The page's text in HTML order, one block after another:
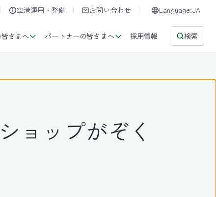
空港運用・整備 お問い合わせ Language:JA
さまへ パートナーの皆さまへ 採用情報 検索
ョップがぞく